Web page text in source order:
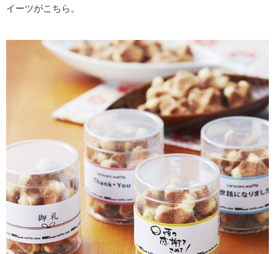
イーツがこちら。